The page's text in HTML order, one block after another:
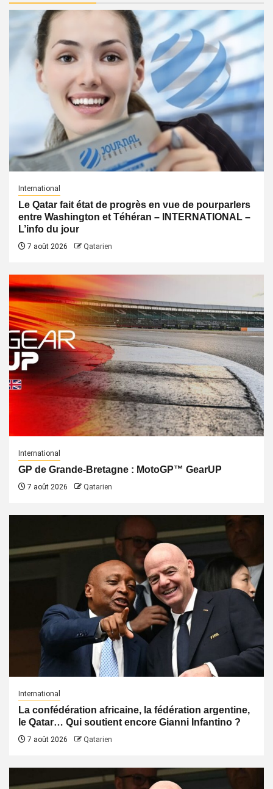
International
Le Qatar fait état de progrès en vue de pourparlers
entre Washington et Téhéran – INTERNATIONAL –
L’info du jour
7 août 2026 Qatarien
International
GP de Grande-Bretagne : MotoGP™ GearUP
7 août 2026 Qatarien
International
La confédération africaine, la fédération argentine,
le Qatar… Qui soutient encore Gianni Infantino ?
7 août 2026 Qatarien